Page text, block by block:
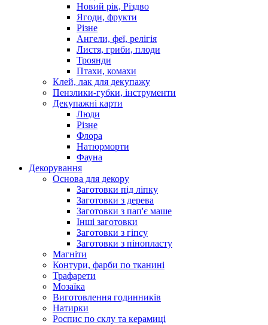
Новий рік, Різдво
Ягоди, фрукти
Різне
Ангели, феї, релігія
Листя, гриби, плоди
Троянди
Птахи, комахи
Клей, лак для декупажу
Пензлики-губки, інструменти
Декупажні карти
Люди
Різне
Флора
Натюрморти
Фауна
Декорування
Основа для декору
Заготовки під ліпку
Заготовки з дерева
Заготовки з пап'є маше
Інші заготовки
Заготовки з гіпсу
Заготовки з пінопласту
Магніти
Контури, фарби по тканині
Трафарети
Мозаїка
Виготовлення годинників
Натирки
Роспис по склу та керамиці